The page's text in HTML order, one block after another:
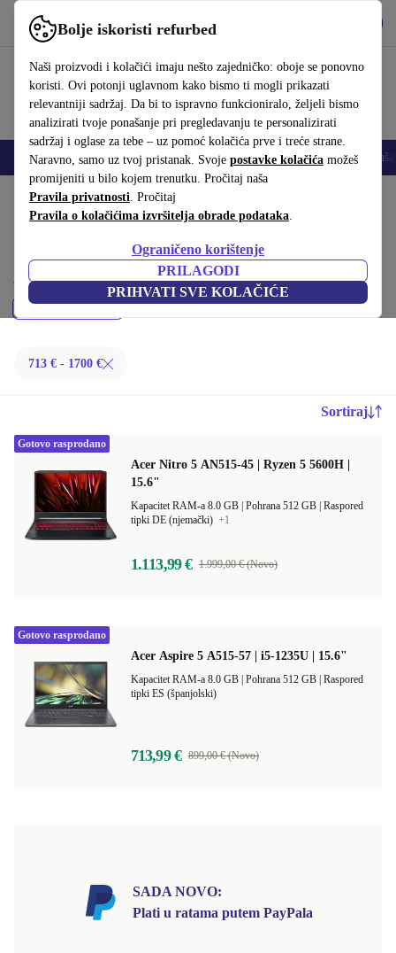
Bolje iskoristi refurbed
Naši proizvodi i kolačići imaju nešto zajedničko: oboje se ponovno
koristi. Ovi potonji uglavnom kako bismo ti mogli prikazati
relevantniji sadržaj. Da bi to ispravno funkcioniralo, željeli bismo
analizirati tvoje ponašanje pri pregledavanju te personalizirati
sadržaj i oglase za tebe – uz pomoć kolačića prve i treće strane.
Naravno, samo uz tvoj pristanak. Svoje postavke kolačića možeš
promijeniti u bilo kojem trenutku. Pročitaj naša
Pravila privatnosti. Pročitaj
Pravila o kolačićima izvršitelja obrade podataka.
Ograničeno korištenje
PRILAGODI
PRIHVATI SVE KOLAČIĆE
Koristi refurbed brzo i jednostavno
Mobiteli Prijenosna računala Tableti Pametni satovi Dodaci
Početna stranica Proizvodi Prijenosna računala
Kupi refurbished Acer prijenosna računala ispod 1700 € – kvaliteta,
jamstvo i 30 dana za povrat. Uštedi novac i čuvaj okoliš.
Filtriraj
713 € - 1700 €
Sortiraj
Acer Nitro 5 AN515-45 | Ryzen 5 5600H |
15.6"
Raspored
tipki DE (njemački) +1
1.113,99 € 1.999,00 € (Novo)
Gotovo rasprodano
Acer Aspire 5 A515-57 | i5-1235U | 15.6"
Raspored
tipki ES (španjolski)
713,99 € 899,00 € (Novo)
Gotovo rasprodano
SADA NOVO:
Plati u ratama putem PayPala